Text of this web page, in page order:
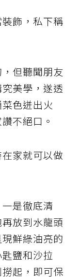
裝飾，私下稱
但聽聞朋友
美學，遂透
色迸出火
不絕口。
家就可以做
是徹底清
放到水龍頭
鮮綠油亮的
鹽和沙拉
起，即可保